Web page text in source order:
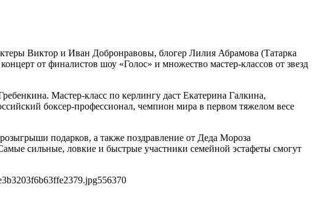
Виктор и Иван Добронравовы, блогер Лилия Абрамова (Татарка
от финалистов шоу «Голос» и множество мастер-классов от звезд
Мастер-класс по керлингу даст Екатерина Галкина,
боксер-профессионал, чемпион мира в первом тяжелом весе
подарков, а также поздравление от Деда Мороза
сильные, ловкие и быстрые участники семейной эстафеты смогут
556370